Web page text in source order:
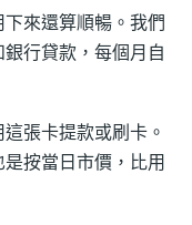
來還算順暢。我們
行貸款，每個月自
張卡提款或刷卡。
按當日市價，比用